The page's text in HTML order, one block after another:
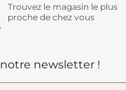
Trouvez le magasin le plus
proche de chez vous
newsletter !